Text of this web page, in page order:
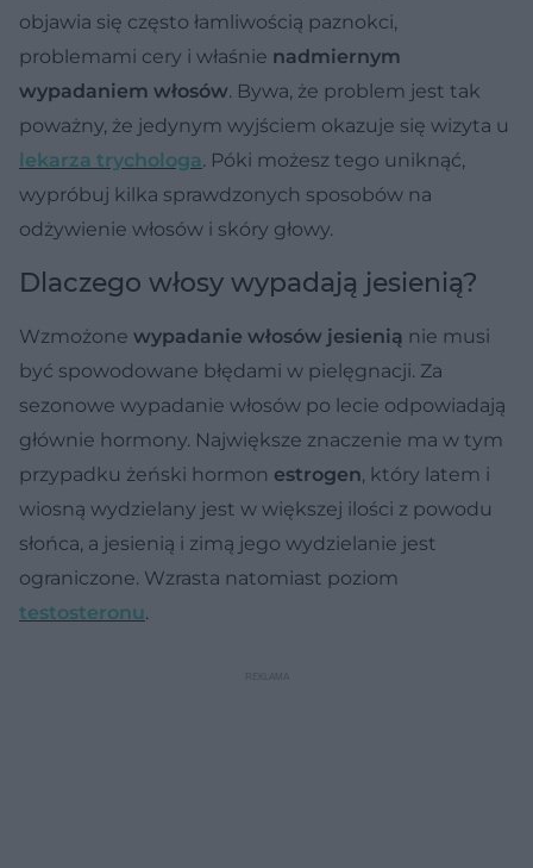
objawia się często łamliwością paznokci,
problemami cery i właśnie nadmiernym
wypadaniem włosów. Bywa, że problem jest tak
poważny, że jedynym wyjściem okazuje się wizyta u
lekarza trychologa. Póki możesz tego uniknąć,
wypróbuj kilka sprawdzonych sposobów na
odżywienie włosów i skóry głowy.
Dlaczego włosy wypadają jesienią?
Wzmożone wypadanie włosów jesienią nie musi
być spowodowane błędami w pielęgnacji. Za
sezonowe wypadanie włosów po lecie odpowiadają
głównie hormony. Największe znaczenie ma w tym
przypadku żeński hormon estrogen, który latem i
wiosną wydzielany jest w większej ilości z powodu
słońca, a jesienią i zimą jego wydzielanie jest
ograniczone. Wzrasta natomiast poziom
testosteronu.